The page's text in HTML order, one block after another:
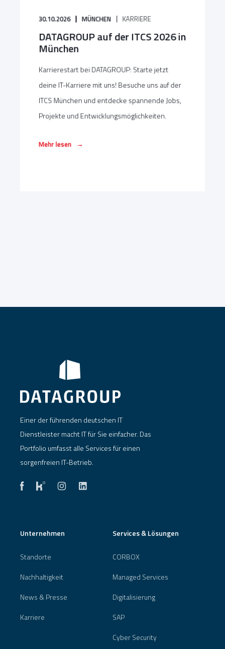
30.10.2026 MÜNCHEN KARRIERE
DATAGROUP auf der ITCS 2026 in
München
Karrierestart bei DATAGROUP: Starte jetzt
deine IT-Karriere mit uns! Besuche uns auf der
ITCS München und entdecke spannende Jobs,
Projekte und Entwicklungsmöglichkeiten.
Mehr lesen →
Einer der führenden deutschen IT
Dienstleister macht IT für Sie einfacher. Das
Portfolio umfasst alle Services für einen
sorgenfreien IT-Betrieb.
Unternehmen
Standorte
Nachhaltigkeit
News & Presse
Karriere
Services & Lösungen
CORBOX
Managed Services
Digitalisierung
SAP
Cyber Security